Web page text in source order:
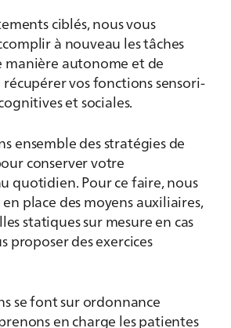
ciblés, nous vous
à nouveau les tâches
manière autonome et de
vos fonctions sensori-
et sociales.
ensemble des stratégies de
conserver votre
quotidien. Pour ce faire, nous
place des moyens auxiliaires,
statiques sur mesure en cas
proposer des exercices
se font sur ordonnance
en charge les patientes